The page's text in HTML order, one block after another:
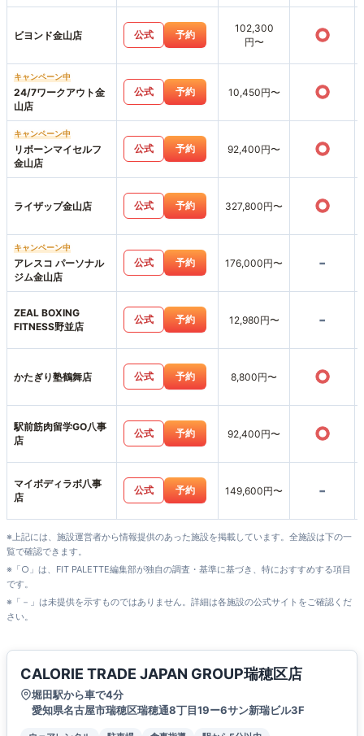
ビヨンド金山店 公式 予約
102,300
円〜
○
キャンペーン中
24/7ワークアウト金
山店
公式 予約 10,450円〜 ○
キャンペーン中
リボーンマイセルフ
金山店
公式 予約 92,400円〜 ○
ライザップ金山店 公式 予約 327,800円〜 ○
キャンペーン中
アレスコ パーソナル
ジム金山店
公式 予約 176,000円〜 -
ZEAL BOXING
FITNESS野並店
公式 予約 12,980円〜 -
かたぎり塾鶴舞店 公式 予約 8,800円〜 ○
駅前筋肉留学GO八事
店
公式 予約 92,400円〜 ○
マイボディラボ八事
店
公式 予約 149,600円〜 -
※上記には、施設運営者から情報提供のあった施設を掲載しています。全施設は下の一
覧で確認できます。
※「○」は、FIT PALETTE編集部が独自の調査・基準に基づき、特におすすめする項目
です。
※「－」は未提供を示すものではありません。詳細は各施設の公式サイトをご確認くだ
さい。
CALORIE TRADE JAPAN GROUP瑞穂区店
堀田駅から車で4分
愛知県名古屋市瑞穂区瑞穂通8丁目19ー6サン新瑞ビル3F